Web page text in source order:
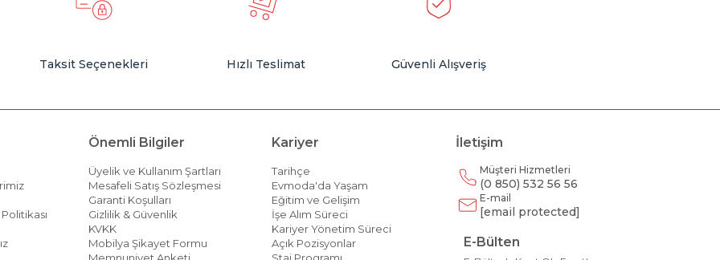
Taksit Seçenekleri Hızlı Teslimat Güvenli Alışveriş
Önemli Bilgiler
Üyelik ve Kullanım Şartları
Mesafeli Satış Sözleşmesi
Garanti Koşulları
Gizlilik & Güvenlik
KVKK
Mobilya Şikayet Formu
Memnuniyet Anketi
Kariyer
Tarihçe
Evmoda'da Yaşam
Eğitim ve Gelişim
İşe Alım Süreci
Kariyer Yönetim Süreci
Açık Pozisyonlar
Staj Programı
İletişim
Müşteri Hizmetleri
(0 850) 532 56 56
E-mail
[email protected]
E-Bülten